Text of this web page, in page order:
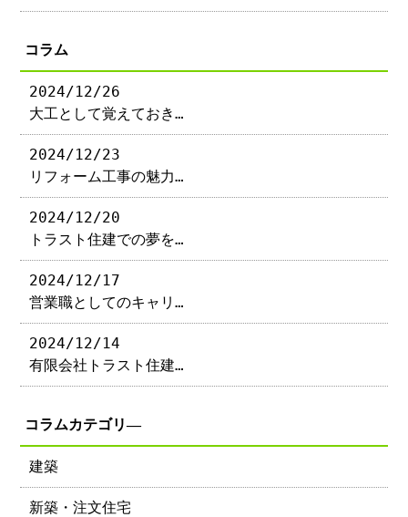
コラム
2024/12/26
大工として覚えておき…
2024/12/23
リフォーム工事の魅力…
2024/12/20
トラスト住建での夢を…
2024/12/17
営業職としてのキャリ…
2024/12/14
有限会社トラスト住建…
コラムカテゴリ―
建築
新築・注文住宅